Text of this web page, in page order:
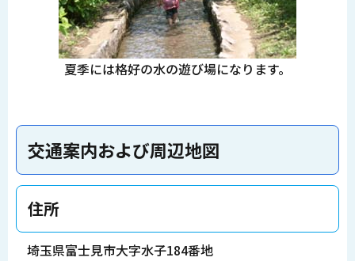
夏季には格好の水の遊び場になります。
交通案内および周辺地図
住所
埼玉県富士見市大字水子184番地